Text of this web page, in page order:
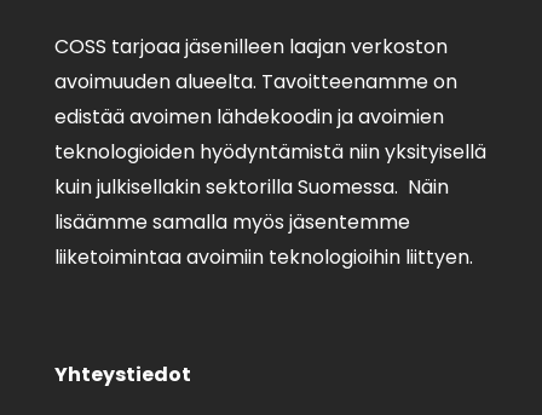
COSS tarjoaa jäsenilleen laajan verkoston
avoimuuden alueelta. Tavoitteenamme on
edistää avoimen lähdekoodin ja avoimien
teknologioiden hyödyntämistä niin yksityisellä
kuin julkisellakin sektorilla Suomessa. Näin
lisäämme samalla myös jäsentemme
liiketoimintaa avoimiin teknologioihin liittyen.
Yhteystiedot